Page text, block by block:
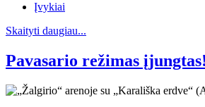
Įvykiai
Skaityti daugiau...
Pavasario režimas įjungtas!